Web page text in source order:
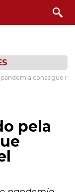
consegue
pela